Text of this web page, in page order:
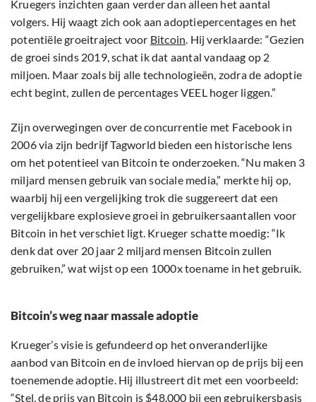
Kruegers inzichten gaan verder dan alleen het aantal
volgers. Hij waagt zich ook aan adoptiepercentages en het
potentiële groeitraject voor Bitcoin. Hij verklaarde: “Gezien
de groei sinds 2019, schat ik dat aantal vandaag op 2
miljoen. Maar zoals bij alle technologieën, zodra de adoptie
echt begint, zullen de percentages VEEL hoger liggen.”
Zijn overwegingen over de concurrentie met Facebook in
2006 via zijn bedrijf Tagworld bieden een historische lens
om het potentieel van Bitcoin te onderzoeken. “Nu maken 3
miljard mensen gebruik van sociale media,” merkte hij op,
waarbij hij een vergelijking trok die suggereert dat een
vergelijkbare explosieve groei in gebruikersaantallen voor
Bitcoin in het verschiet ligt. Krueger schatte moedig: “Ik
denk dat over 20 jaar 2 miljard mensen Bitcoin zullen
gebruiken,” wat wijst op een 1000x toename in het gebruik.
Bitcoin’s weg naar massale adoptie
Krueger’s visie is gefundeerd op het onveranderlijke
aanbod van Bitcoin en de invloed hiervan op de prijs bij een
toenemende adoptie. Hij illustreert dit met een voorbeeld:
“Stel, de prijs van Bitcoin is $48.000 bij een gebruikersbasis